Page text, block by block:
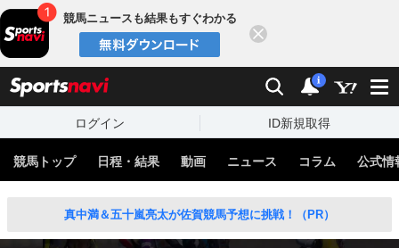
競馬ニュースも結果もすぐわかる
検索 通知
i
ログイン ID新規取得
競馬トップ 日程・結果 動画 ニュース コラム 公式情
真中満＆五十嵐亮太が佐賀競馬予想に挑戦！（PR）